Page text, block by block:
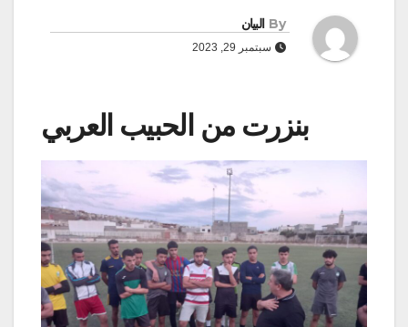
By البيان
سبتمبر 29, 2023
بنزرت من الحبيب العربي